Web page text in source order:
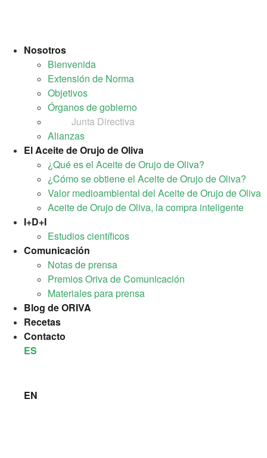
Nosotros
Bienvenida
Extensión de Norma
Objetivos
Órganos de gobierno
Junta Directiva
Alianzas
El Aceite de Orujo de Oliva
¿Qué es el Aceite de Orujo de Oliva?
¿Cómo se obtiene el Aceite de Orujo de Oliva?
Valor medioambiental del Aceite de Orujo de Oliva
Aceite de Orujo de Oliva, la compra inteligente
I+D+I
Estudios científicos
Comunicación
Notas de prensa
Premios Oriva de Comunicación
Materiales para prensa
Blog de ORIVA
Recetas
Contacto
ES
EN